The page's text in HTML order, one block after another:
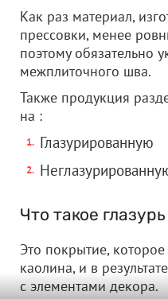
Как раз материал,
прессовки, менее
поэтому обязательно
межплиточного шва.
Также продукция
на :
Глазурированную
Что такое
Это покрытие,
каолина, и в
с элементами декора.